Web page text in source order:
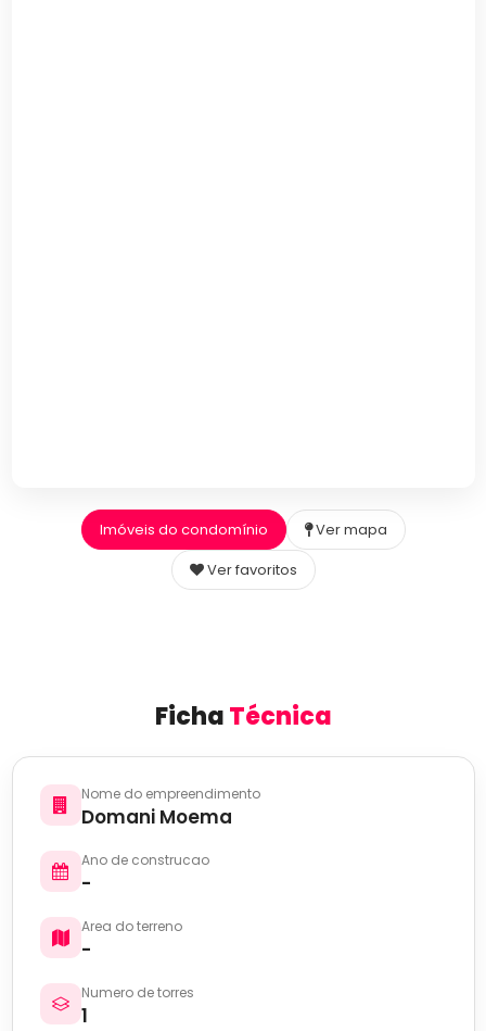
Imóveis do condomínio
Ver mapa
Ver favoritos
FichaTécnica
Nome do empreendimento
Domani Moema
Ano de construcao
-
Area do terreno
-
Numero de torres
1